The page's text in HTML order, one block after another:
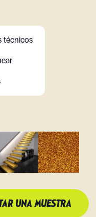
técnicos
UNA MUESTRA